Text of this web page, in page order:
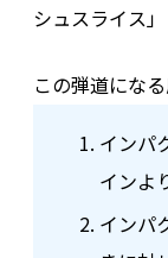
シュスライス」
この弾道にな
インパ
インよ
インパ